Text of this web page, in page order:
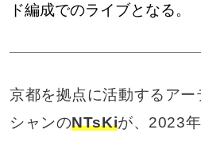
ド編成でのライブとなる。
京都を拠点に活動するア
シャンのNTsKiが、2023